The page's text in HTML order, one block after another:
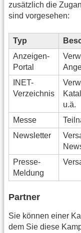
zusätzlich die
sind vorgesehen:
Typ
Anzeigen-
Portal
INET-
Verzeichnis
u.ä.
Messe
Newsletter
Presse-
Meldung
Partner
Sie können einer
dem Sie diese